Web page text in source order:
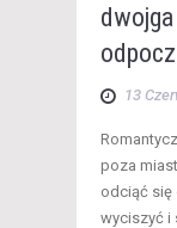
13
poza
odciąć się
wyciszyć i